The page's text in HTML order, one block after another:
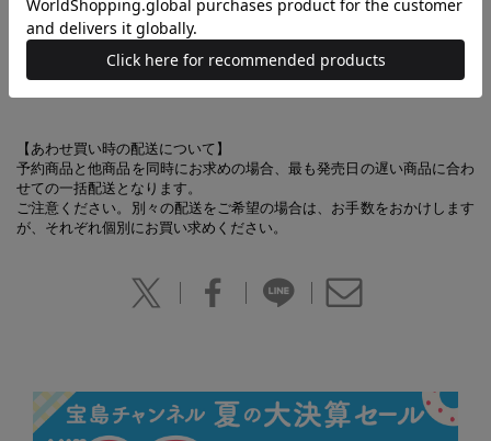
●THE GREATEST SHOW-NEN 舞台『ガチでネバーエンディングなス
トーリぃ!』
【Final Special】
【あわせ買い時の配送について】
予約商品と他商品を同時にお求めの場合、最も発売日の遅い商品に合わ
せての一括配送となります。
ご注意ください。別々の配送をご希望の場合は、お手数をおかけします
が、それぞれ個別にお買い求めください。